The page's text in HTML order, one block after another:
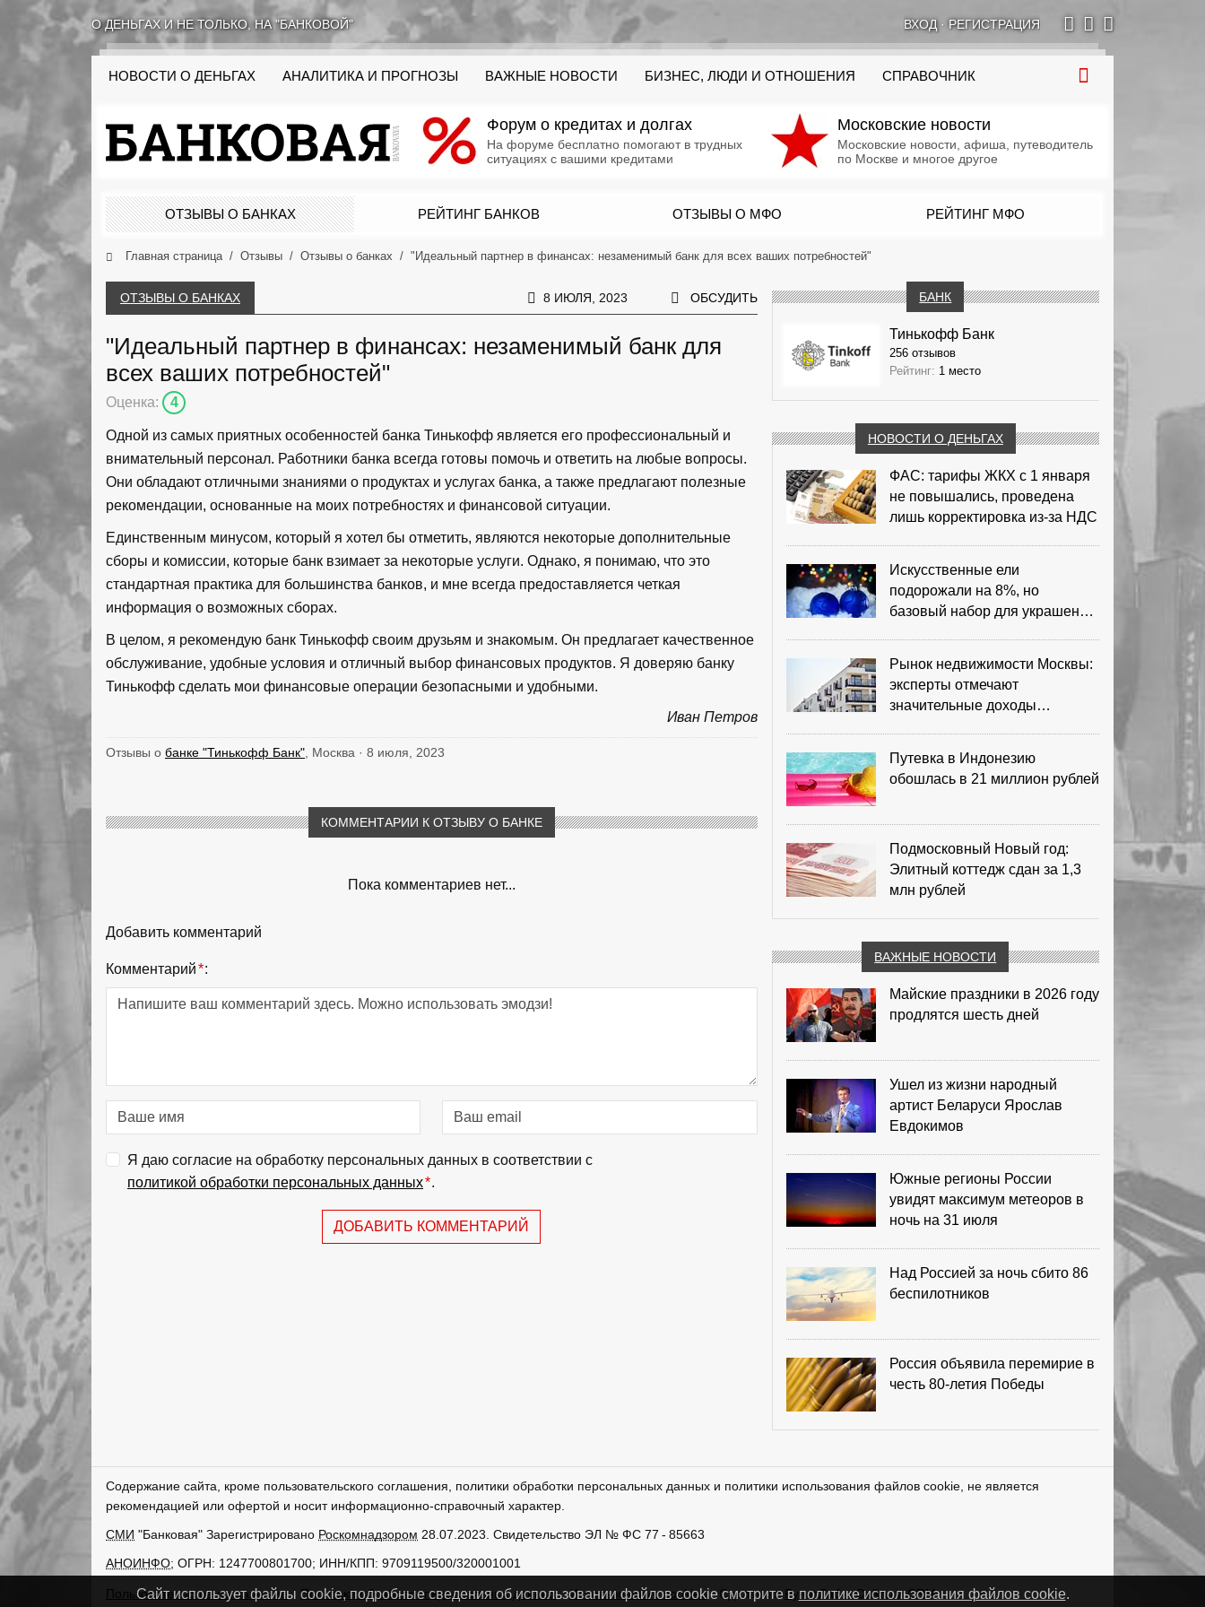
О ДЕНЬГАХ И НЕ ТОЛЬКО, НА "БАНКОВОЙ" ВХОД· РЕГИСТРАЦИЯ
НОВОСТИ О ДЕНЬГАХ АНАЛИТИКА И ПРОГНОЗЫ ВАЖНЫЕ НОВОСТИ БИЗНЕС, ЛЮДИ И ОТНОШЕНИЯ СПРАВОЧНИК
Форум о кредитах и долгах
На форуме бесплатно помогают в трудных
ситуациях с вашими кредитами
Московские новости
Московские новости, афиша, путеводитель
по Москве и многое другое
ОТЗЫВЫ О БАНКАХ РЕЙТИНГ БАНКОВ ОТЗЫВЫ О МФО РЕЙТИНГ МФО
Главная страница Отзывы Отзывы о банках "Идеальный партнер в финансах: незаменимый банк для всех ваших потребностей"
ОТЗЫВЫ О БАНКАХ 8 ИЮЛЯ, 2023 ОБСУДИТЬ
"Идеальный партнер в финансах: незаменимый банк для
всех ваших потребностей"
Оценка: 4
Одной из самых приятных особенностей банка Тинькофф является его профессиональный и
внимательный персонал. Работники банка всегда готовы помочь и ответить на любые вопросы.
Они обладают отличными знаниями о продуктах и услугах банка, а также предлагают полезные
рекомендации, основанные на моих потребностях и финансовой ситуации.
Единственным минусом, который я хотел бы отметить, являются некоторые дополнительные
сборы и комиссии, которые банк взимает за некоторые услуги. Однако, я понимаю, что это
стандартная практика для большинства банков, и мне всегда предоставляется четкая
информация о возможных сборах.
В целом, я рекомендую банк Тинькофф своим друзьям и знакомым. Он предлагает качественное
обслуживание, удобные условия и отличный выбор финансовых продуктов. Я доверяю банку
Тинькофф сделать мои финансовые операции безопасными и удобными.
Иван Петров
Отзывы о банке "Тинькофф Банк" , Москва · 8 июля, 2023
КОММЕНТАРИИ К ОТЗЫВУ О БАНКЕ
Пока комментариев нет...
Добавить комментарий
Комментарий*:
Я даю согласие на обработку персональных данных в соответствии с
политикой обработки персональных данных*.
ДОБАВИТЬ КОММЕНТАРИЙ
БАНК
Тинькофф Банк
256 отзывов
Рейтинг: 1 место
НОВОСТИ О ДЕНЬГАХ
ФАС: тарифы ЖКХ с 1 января
не повышались, проведена
лишь корректировка из‑за НДС
Искусственные ели
подорожали на 8%, но
базовый набор для украшения
Рынок недвижимости Москвы:
эксперты отмечают
значительные доходы
Путевка в Индонезию
обошлась в 21 миллион рублей
Подмосковный Новый год:
Элитный коттедж сдан за 1,3
млн рублей
ВАЖНЫЕ НОВОСТИ
Майские праздники в 2026 году
продлятся шесть дней
Ушел из жизни народный
артист Беларуси Ярослав
Евдокимов
Южные регионы России
увидят максимум метеоров в
ночь на 31 июля
Над Россией за ночь сбито 86
беспилотников
Россия объявила перемирие в
честь 80-летия Победы
Содержание сайта, кроме пользовательского соглашения, политики обработки персональных данных и политики использования файлов cookie, не является
рекомендацией или офертой и носит информационно-справочный характер.
СМИ "Банковая" Зарегистрировано Роскомнадзором 28.07.2023. Свидетельство ЭЛ № ФС 77 - 85663
АНОИНФО; ОГРН: 1247700801700; ИНН/КПП: 9709119500/320001001
Пользовательское соглашение Политика обработки персональных данных Использование cookies Сделано вРунетЛаб – Сайты и CRM
Сайт использует файлы cookie, подробные сведения об использовании файлов cookie смотрите вполитике использования файлов cookie.